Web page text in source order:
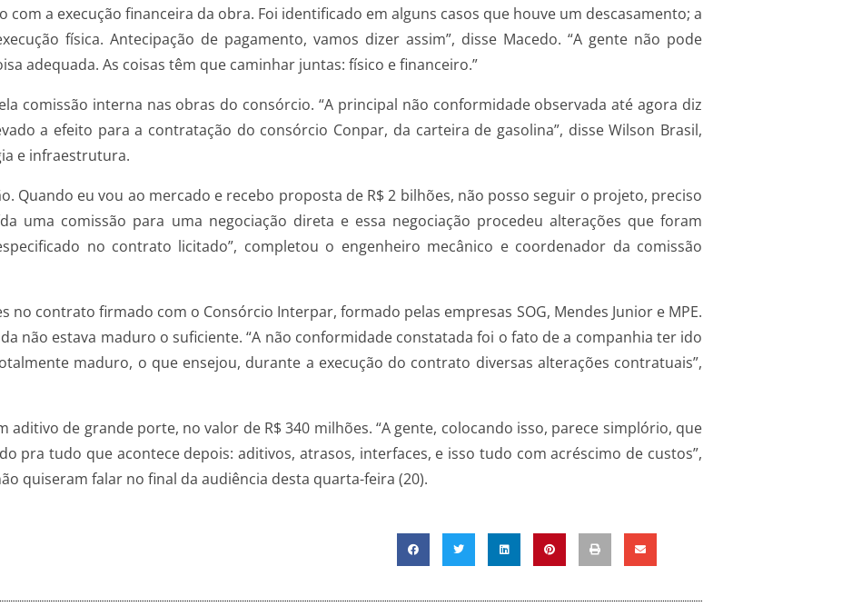
com a execução financeira da obra. Foi identificado em alguns casos que houve um descasamento; a
física. Antecipação de pagamento, vamos dizer assim”, disse Macedo. “A gente não pode
adequada. As coisas têm que caminhar juntas: físico e financeiro.”
comissão interna nas obras do consórcio. “A principal não conformidade observada até agora diz
a efeito para a contratação do consórcio Conpar, da carteira de gasolina”, disse Wilson Brasil,
e infraestrutura.
Quando eu vou ao mercado e recebo proposta de R$ 2 bilhões, não posso seguir o projeto, preciso
uma comissão para uma negociação direta e essa negociação procedeu alterações que foram
no contrato licitado”, completou o engenheiro mecânico e coordenador da comissão
contrato firmado com o Consórcio Interpar, formado pelas empresas SOG, Mendes Junior e MPE.
não estava maduro o suficiente. “A não conformidade constatada foi o fato de a companhia ter ido
maduro, o que ensejou, durante a execução do contrato diversas alterações contratuais”,
de grande porte, no valor de R$ 340 milhões. “A gente, colocando isso, parece simplório, que
pra tudo que acontece depois: aditivos, atrasos, interfaces, e isso tudo com acréscimo de custos”,
quiseram falar no final da audiência desta quarta-feira (20).